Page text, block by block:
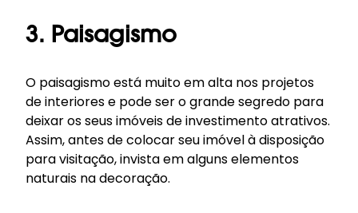
3. Paisagismo
O paisagismo está muito em alta nos projetos
de interiores e pode ser o grande segredo para
deixar os seus imóveis de investimento atrativos.
Assim, antes de colocar seu imóvel à disposição
para visitação, invista em alguns elementos
naturais na decoração.